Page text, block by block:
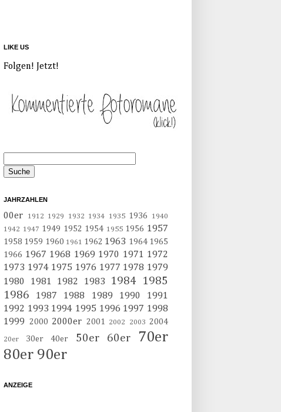
LIKE US
Folgen! Jetzt!
JAHRZAHLEN
00er 1912 1929 1932 1934 1935 1936
1940
1942 1947 1949 1952 1954 1955 1956 1957
1958 1959 1960 1961 1962 1963 1964 1965
1966 1967 1968 1969 1970 1971 1972
1973 1974 1975 1976 1977 1978 1979
1980
1981 1982 1983 1984
1985
1986
1987 1988 1989 1990
1991
1992 1993 1994 1995 1996 1997 1998
1999
2000 2000er 2001 2002 2003 2004
20er 30er 40er 50er 60er
70er
80er 90er
ANZEIGE